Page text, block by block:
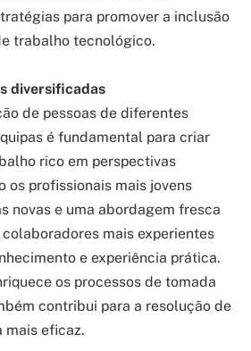
para promover a inclusão
trabalho tecnológico.
diversificadas
de pessoas de diferentes
é fundamental para criar
rico em perspectivas
os profissionais mais jovens
novas e uma abordagem fresca
mais experientes
e experiência prática.
os processos de tomada
contribui para a resolução de
mais eficaz.